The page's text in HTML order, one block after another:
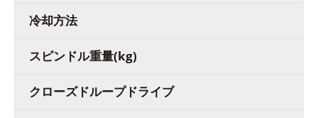
冷却方法
スピンドル重量(kg)
クローズドループドライブ